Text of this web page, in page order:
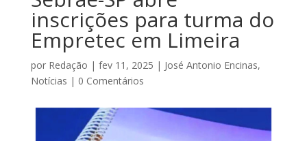
inscrições para turma do
Empretec em Limeira
por Redação | fev 11, 2025 | José Antonio Encinas,
Notícias | 0 Comentários